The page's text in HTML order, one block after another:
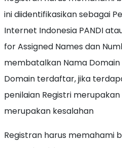
ini diidentifikasikan sebagai
Internet Indonesia PANDI
for Assigned Names dan
membatalkan Nama
Domain terdaftar, jika
penilaian Registri
merupakan kesalahan
Registran harus memahami